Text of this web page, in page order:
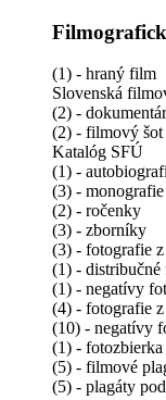
(1) - hraný film
Slovenská
(2) -
(2) - filmový šot
Katalóg SFÚ
(1) -
(3) - monografie
(2) - ročenky
(3) - zborníky
(3) - fotografie
(1) - distribučné
(1) - negatívy
(4) - fotografie
(10) - negatívy
(1) - fotozbierka
(5) - filmové
(5) - plagáty